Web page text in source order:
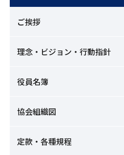
ご挨拶
理念・ビジョン・行動指針
役員名簿
協会組織図
定款・各種規程